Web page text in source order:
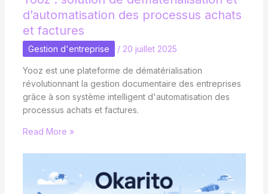
d’automatisation des processus achats
et factures
Gestion d'entreprise / 20 juillet 2025
Yooz est une plateforme de dématérialisation
révolutionnant la gestion documentaire des entreprises
grâce à son système intelligent d'automatisation des
processus achats et factures.
Read More »